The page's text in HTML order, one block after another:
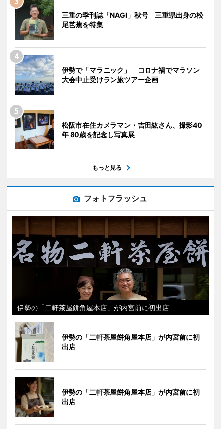
三重の季刊誌「NAGI」秋号 三重県出身の松
尾芭蕉を特集
伊勢で「マラニック」 コロナ禍でマラソン
大会中止受けラン旅ツアー企画
松阪市在住カメラマン・吉田紘さん、撮影40
年 80歳を記念し写真展
もっと見る
フォトフラッシュ
伊勢の「二軒茶屋餅角屋本店」が内宮前に初出店
伊勢の「二軒茶屋餅角屋本店」が内宮前に初
出店
伊勢の「二軒茶屋餅角屋本店」が内宮前に初
出店